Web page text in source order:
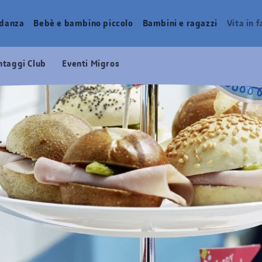
Bebè e bambino piccolo Bambini e ragazzi Vita in
Club Eventi Migros